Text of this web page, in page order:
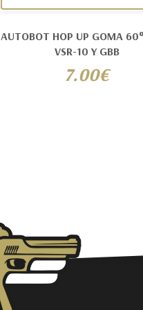
AUTOBOT HOP UP GOMA
VSR-10 Y GBB
7.00€